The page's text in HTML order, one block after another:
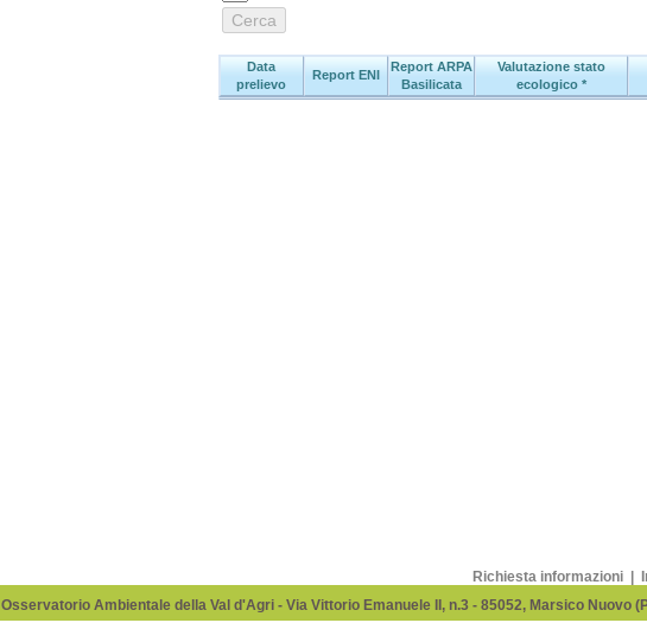
Richiesta informazioni
Osservatorio Ambientale della Val d'Agri - Via Vittorio Emanuele II, n.3 - 85052, Marsico Nuovo